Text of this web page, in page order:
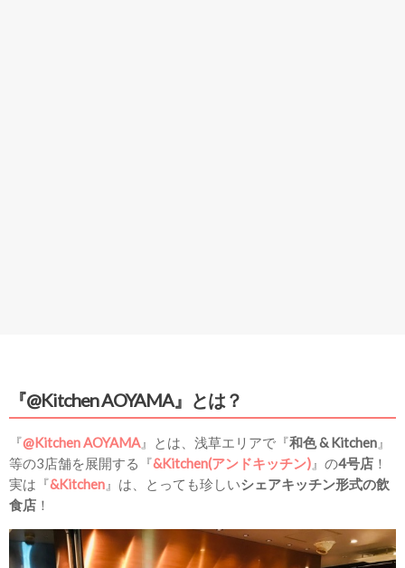
『@Kitchen AOYAMA』とは？
『@Kitchen AOYAMA』とは、浅草エリアで『和色 & Kitchen 』
等の3店舗を展開する『&Kitchen(アンドキッチン) 』の4号店 ！
実は『&Kitchen 』は、とっても珍しいシェアキッチン形式の飲
食店 ！